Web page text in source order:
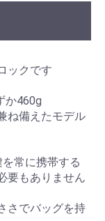
ックです
か460g
ね備えたモデル
常に携帯する
要もありません
さでバッグを持